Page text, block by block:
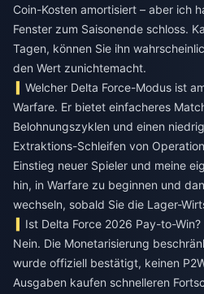
Coin-Kosten amortisiert – aber ich
Fenster zum Saisonende schloss.
Tagen, können Sie ihn
den Wert zunichtemacht.
Welcher Delta Force-Modus ist
Warfare. Er bietet einfacheres
Belohnungszyklen und einen
Extraktions-Schleifen von
Einstieg neuer Spieler und meine
hin, in Warfare zu beginnen und
wechseln, sobald Sie die Lager-
Ist Delta Force 2026 Pay-to-Win?
Nein. Die Monetarisierung
wurde offiziell bestätigt, keinen
Ausgaben kaufen schnelleren